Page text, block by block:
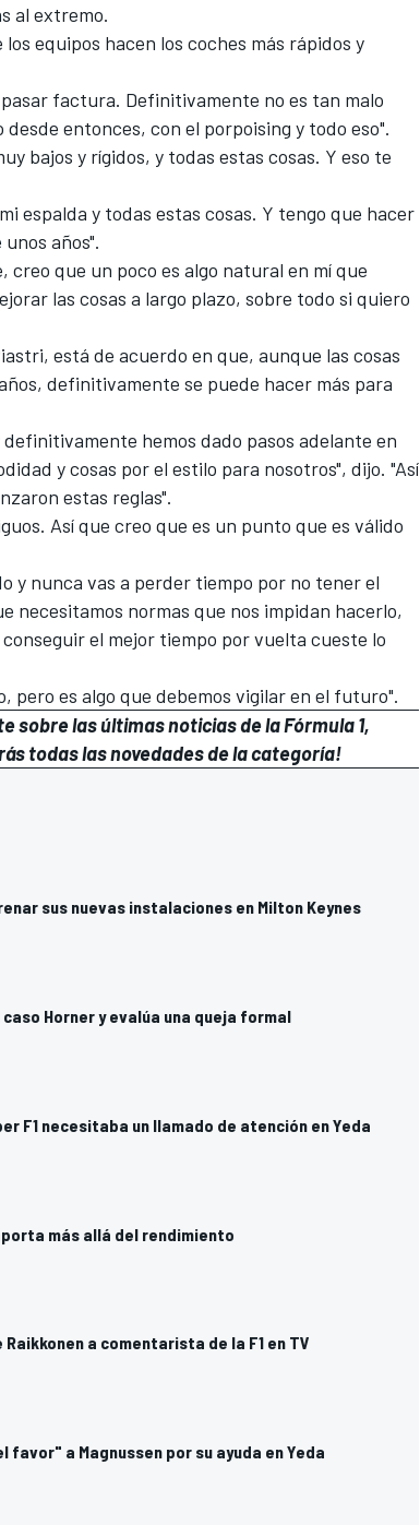
al extremo.
equipos hacen los coches más rápidos y
factura. Definitivamente no es tan malo
entonces, con el porpoising y todo eso".
bajos y rígidos, y todas estas cosas. Y eso te
espalda y todas estas cosas. Y tengo que hacer
años".
que un poco es algo natural en mí que
las cosas a largo plazo, sobre todo si quiero
, está de acuerdo en que, aunque las cosas
definitivamente se puede hacer más para
hemos dado pasos adelante en
y cosas por el estilo para nosotros", dijo. "Así
estas reglas".
Así que creo que es un punto que es válido
y nunca vas a perder tiempo por no tener el
necesitamos normas que nos impidan hacerlo,
el mejor tiempo por vuelta cueste lo
pero es algo que debemos vigilar en el futuro".
sobre las últimas noticias de la Fórmula 1,
todas las novedades de la categoría!
sus nuevas instalaciones en Milton Keynes
Horner y evalúa una queja formal
F1 necesitaba un llamado de atención en Yeda
más allá del rendimiento
a comentarista de la F1 en TV
favor" a Magnussen por su ayuda en Yeda